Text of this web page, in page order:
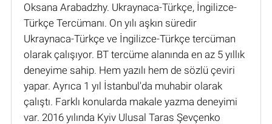
Oksana Arabadzhy. Ukraynaca-Türkçe, İngilizce-
Türkçe Tercümanı. On yılı aşkın süredir
Ukraynaca-Türkçe ve İngilizce-Türkçe tercüman
olarak çalışıyor. BT tercüme alanında en az 5 yıllık
deneyime sahip. Hem yazılı hem de sözlü çeviri
yapar. Ayrıca 1 yıl İstanbul'da muhabir olarak
çalıştı. Farklı konularda makale yazma deneyimi
var. 2016 yılında Kyiv Ulusal Taras Şevçenko